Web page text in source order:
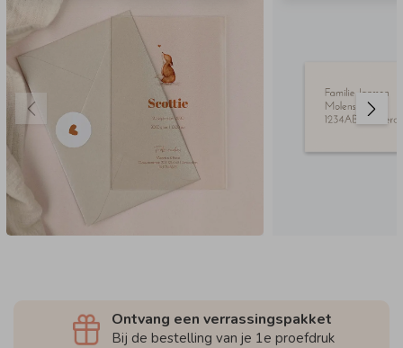
Ontvang een verrassingspakket
Bij de bestelling van je 1e proefdruk